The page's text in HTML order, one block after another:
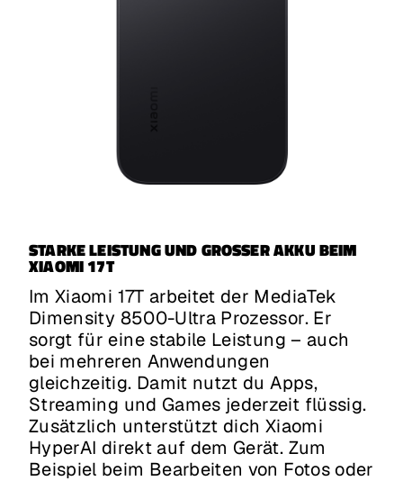
STARKE LEISTUNG UND GROSSER AKKU BEIM X
IAOMI 17T
Im Xiaomi 17T arbeitet der MediaTek
Dimensity 8500-Ultra Prozessor. Er
sorgt für eine stabile Leistung – auch
bei mehreren Anwendungen
gleichzeitig. Damit nutzt du Apps,
Streaming und Games jederzeit flüssig.
Zusätzlich unterstützt dich Xiaomi
HyperAI direkt auf dem Gerät. Zum
Beispiel beim Bearbeiten von Fotos oder